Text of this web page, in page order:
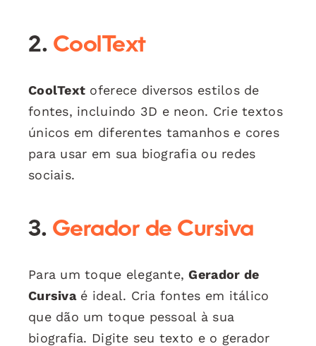
2. CoolText
CoolText oferece diversos estilos de
fontes, incluindo 3D e neon. Crie textos
únicos em diferentes tamanhos e cores
para usar em sua biografia ou redes
sociais.
3. Gerador de Cursiva
Para um toque elegante,Gerador de
Cursivaé ideal. Cria fontes em itálico
que dão um toque pessoal à sua
biografia. Digite seu texto e o gerador